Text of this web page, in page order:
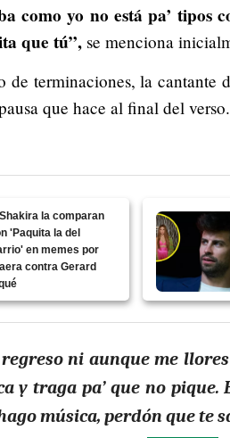
como yo no está pa’ tipos
que tú”, se menciona
de terminaciones, la cantante
que hace al final del verso.
la comparan
'Paquita la del
en memes por
contra Gerard
ni aunque me
y traga pa’ que no pique.
música, perdón que te